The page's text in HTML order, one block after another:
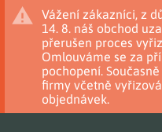
Vážení zákazníci, z
14. 8. náš obchod
přerušen proces
Omlouváme se za
pochopení.
firmy včetně
objednávek.